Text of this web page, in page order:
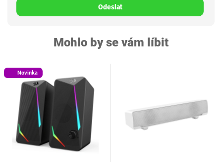
Odeslat
Mohlo by se vám líbit
Novinka